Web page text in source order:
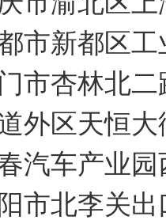
市新都区
市杏林北
外区天恒大
汽车产业园
市北李关